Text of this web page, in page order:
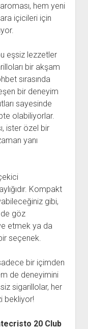
hem yeni
içicileri için
eşsiz lezzetler
bir akşam
sırasında
bir deneyim
sayesinde
olabiliyorlar.
ister özel bir
yanı
Kompakt
gibi,
de göz
etmek ya da
seçenek.
bir içimden
de deneyimini
sigarillolar, her
bekliyor!
20 Club